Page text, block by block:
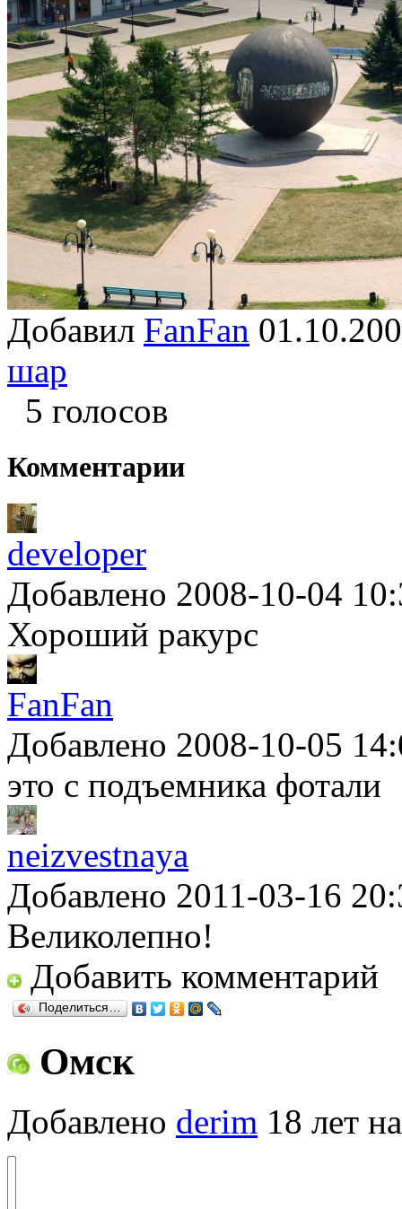
Добавил FanFan
шар
5 голосов
Комментарии
developer
Добавлено 2008-10-04
Хороший ракурс
FanFan
Добавлено 2008-10-05
это с подъемника фотали
neizvestnaya
Добавлено 2011-03-16
Великолепно!
Добавить комментарий
Поделиться…
Омск
Добавлено derim 18 лет